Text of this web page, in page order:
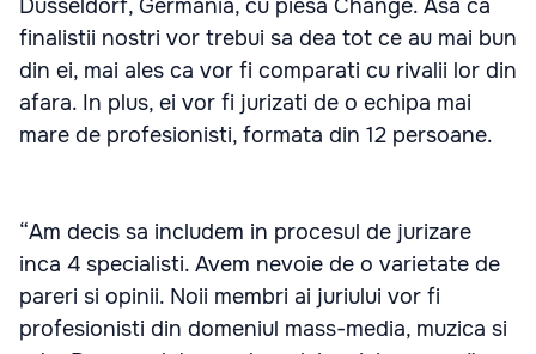
Dusseldorf, Germania, cu piesa Change. Asa ca
finalistii nostri vor trebui sa dea tot ce au mai bun
din ei, mai ales ca vor fi comparati cu rivalii lor din
afara. In plus, ei vor fi jurizati de o echipa mai
mare de profesionisti, formata din 12 persoane.
“Am decis sa includem in procesul de jurizare
inca 4 specialisti. Avem nevoie de o varietate de
pareri si opinii. Noii membri ai juriului vor fi
profesionisti din domeniul mass-media, muzica si